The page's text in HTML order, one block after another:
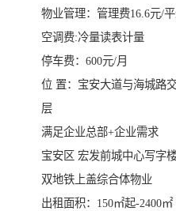
物业管理：管理费16.6元/平
空调费:冷量读表计量
停车费：600元/月
位 置：宝安大道与海城路
层
满足企业总部+企业需求
宝安区 宏发前城中心写字
双地铁上盖综合体物业
出租面积：150㎡起-2400㎡